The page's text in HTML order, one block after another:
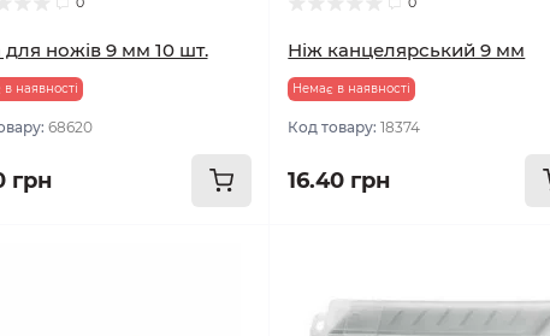
для ножів 9 мм 10 шт.
наявності
68620
грн
Ніж канцелярський 9 мм
Немає в наявності
Код товару:18374
16.40 грн